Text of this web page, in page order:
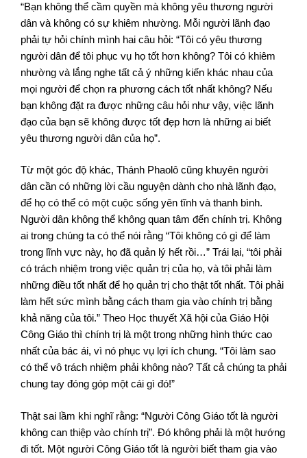
“Bạn không thể cầm quyền mà không yêu thương người
dân và không có sự khiêm nhường. Mỗi người lãnh đạo
phải tự hỏi chính mình hai câu hỏi: “Tôi có yêu thương
người dân để tôi phục vụ họ tốt hơn không? Tôi có khiêm
nhường và lắng nghe tất cả ý những kiến khác nhau của
mọi người để chọn ra phương cách tốt nhất không? Nếu
bạn không đặt ra được những câu hỏi như vậy, việc lãnh
đạo của bạn sẽ không được tốt đẹp hơn là những ai biết
yêu thương người dân của họ”.
Từ một góc độ khác, Thánh Phaolô cũng khuyên người
dân cần có những lời cầu nguyện dành cho nhà lãnh đạo,
để họ có thể có một cuộc sống yên tĩnh và thanh bình.
Người dân không thể không quan tâm đến chính trị. Không
ai trong chúng ta có thể nói rằng “Tôi không có gì để làm
trong lĩnh vực này, họ đã quản lý hết rồi…” Trái lại, “tôi phải
có trách nhiệm trong việc quản trị của họ, và tôi phải làm
những điều tốt nhất để họ quản trị cho thật tốt nhất. Tôi phải
làm hết sức mình bằng cách tham gia vào chính trị bằng
khả năng của tôi.” Theo Học thuyết Xã hội của Giáo Hội
Công Giáo thì chính trị là một trong những hình thức cao
nhất của bác ái, vì nó phục vụ lợi ích chung. “Tôi làm sao
có thể vô trách nhiệm phải không nào? Tất cả chúng ta phải
chung tay đóng góp một cái gì đó!”
Thật sai lầm khi nghĩ rằng: “Người Công Giáo tốt là người
không can thiệp vào chính trị”. Đó không phải là một hướng
đi tốt. Một người Công Giáo tốt là người biết tham gia vào